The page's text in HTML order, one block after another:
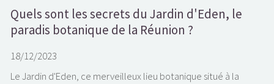
Quels sont les secrets du Jardin d'Eden, le
paradis botanique de la Réunion ?
18/12/2023
Le Jardin d'Eden, ce merveilleux lieu botanique situé à la